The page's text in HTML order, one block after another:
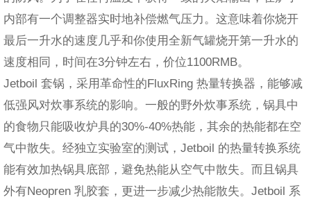
内部有一个调整器实时地补偿燃气压力。这意味着你烧开
最后一升水的速度几乎和你使用全新气罐烧开第一升水的
速度相同，时间在3分钟左右，价位1100RMB。
Jetboil 套锅，采用革命性的FluxRing 热量转换器，能够减
低强风对炊事系统的影响。一般的野外炊事系统，锅具中
的食物只能吸收炉具的30%-40%热能，其余的热能都在空
气中散失。经独立实验室的测试，Jetboil 的热量转换系统
能有效加热锅具底部，避免热能从空气中散失。而且锅具
外有Neopren 乳胶套，更进一步减少热能散失。Jetboil 系